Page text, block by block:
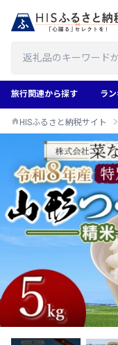
旅行関連から探す ラ
HISふるさと納税サイト